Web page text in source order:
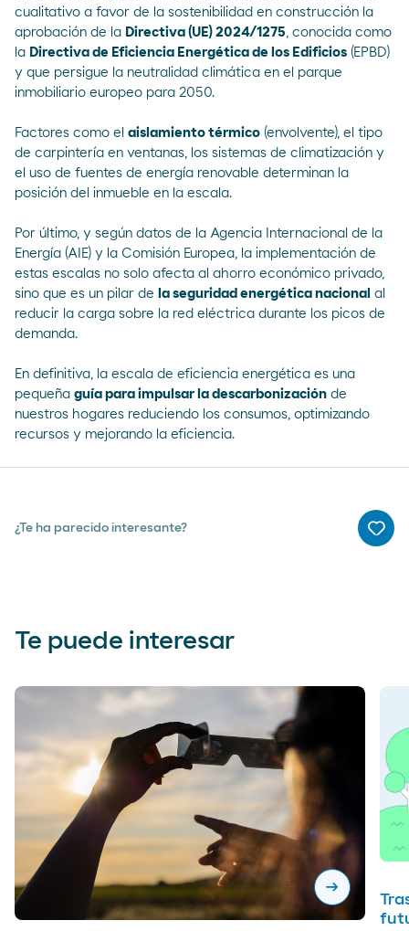
cualitativo a favor de la sostenibilidad en construcción la
aprobación de la Directiva (UE) 2024/1275 , conocida como
la Directiva de Eficiencia Energética de los Edificios (EPBD)
y que persigue la neutralidad climática en el parque
inmobiliario europeo para 2050.
Factores como el aislamiento térmico (envolvente), el tipo
de carpintería en ventanas, los sistemas de climatización y
el uso de fuentes de energía renovable determinan la
posición del inmueble en la escala.
Por último, y según datos de la Agencia Internacional de la
Energía (AIE) y la Comisión Europea, la implementación de
estas escalas no solo afecta al ahorro económico privado,
sino que es un pilar de la seguridad energética nacional al
reducir la carga sobre la red eléctrica durante los picos de
demanda.
En definitiva, la escala de eficiencia energética es una
pequeña guía para impulsar la descarbonización de
nuestros hogares reduciendo los consumos, optimizando
recursos y mejorando la eficiencia.
¿Te ha parecido interesante?
Me
Te puede interesar
arrow_right_alt